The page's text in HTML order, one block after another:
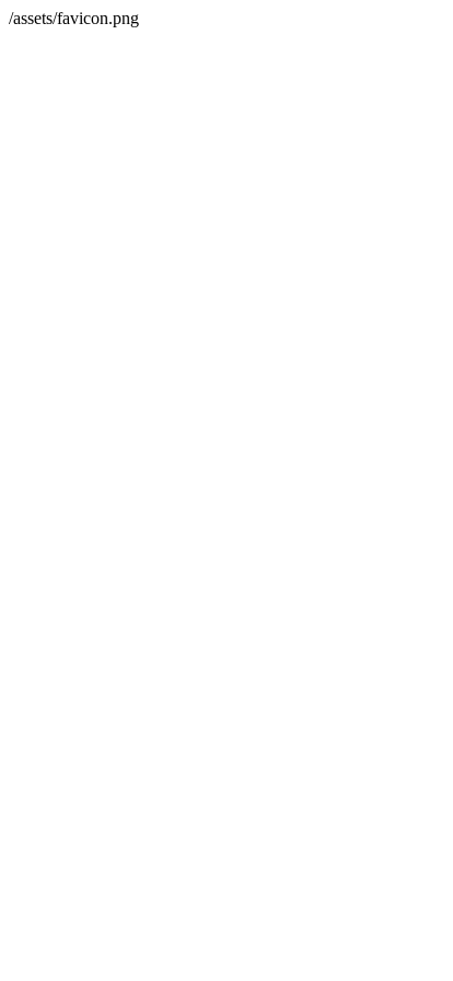
/assets/favicon.png